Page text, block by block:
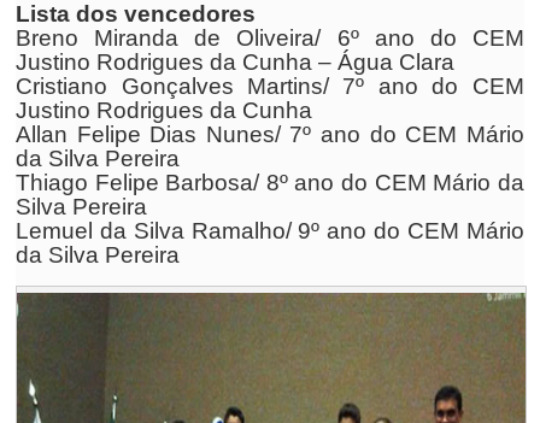
Lista dos vencedores
Breno Miranda de Oliveira/ 6º ano do CEM
Justino Rodrigues da Cunha – Água Clara
Cristiano Gonçalves Martins/ 7º ano do CEM
Justino Rodrigues da Cunha
Allan Felipe Dias Nunes/ 7º ano do CEM Mário
da Silva Pereira
Thiago Felipe Barbosa/ 8º ano do CEM Mário da
Silva Pereira
Lemuel da Silva Ramalho/ 9º ano do CEM Mário
da Silva Pereira